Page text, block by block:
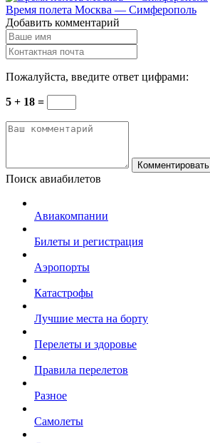
Время полета Москва — Симферополь
Добавить комментарий
Пожалуйста, введите ответ цифрами:
5 + 18 =
Комментировать
Поиск авиабилетов
Авиакомпании
Билеты и регистрация
Аэропорты
Катастрофы
Лучшие места на борту
Перелеты и здоровье
Правила перелетов
Разное
Самолеты